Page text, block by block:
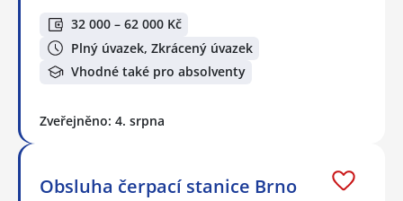
32 000 – 62 000 Kč
Plný úvazek, Zkrácený úvazek
Vhodné také pro absolventy
Zveřejněno: 4. srpna
Obsluha čerpací stanice Brno